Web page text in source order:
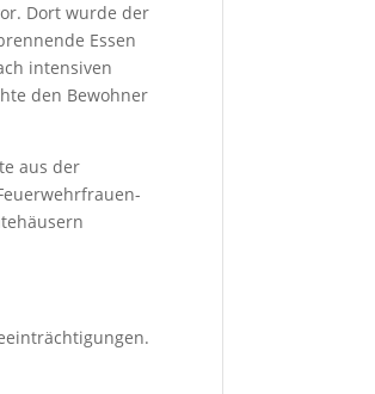
Dort wurde der
Essen
intensiven
den Bewohner
aus der